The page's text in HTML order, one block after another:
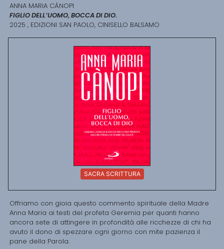
ANNA MARIA CÀNOPI
FIGLIO DELL’UOMO, BOCCA DI DIO.
2025 , EDIZIONI SAN PAOLO, CINISELLO BALSAMO
SACRA SCRITTURA
Offriamo con gioia questo commento spirituale della Madre
Anna Maria ai testi del profeta Geremia per quanti hanno
ancora sete di attingere in profondità alle ricchezze di chi ha
avuto il dono di spezzare ogni giorno con mite pazienza il
pane della Parola.